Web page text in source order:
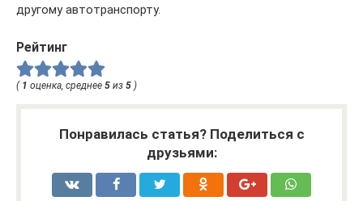
другому автотранспорту.
Рейтинг
( 1 оценка, среднее 5 из 5 )
Понравилась статья? Поделиться с
друзьями: